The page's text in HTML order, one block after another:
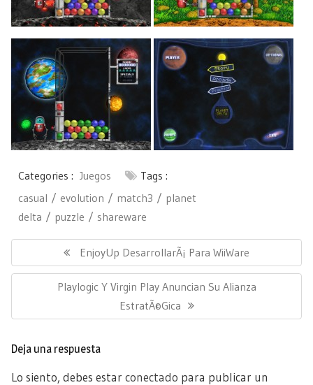
Categories : Juegos
Tags :
casual
evolution match3
planet
delta
puzzle shareware
entradas
Previous
Post:
EnjoyUp DesarrollarÃ¡ Para WiiWare
Next
Playlogic Y Virgin Play Anuncian Su Alianza
EstratÃ©gica
Deja una respuesta
Lo siento, debes estar conectado para publicar un